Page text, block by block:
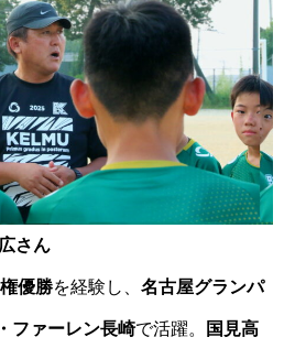
さん
優勝を経験し、 名古屋グランパ
ファーレン長崎で活躍。 国見高